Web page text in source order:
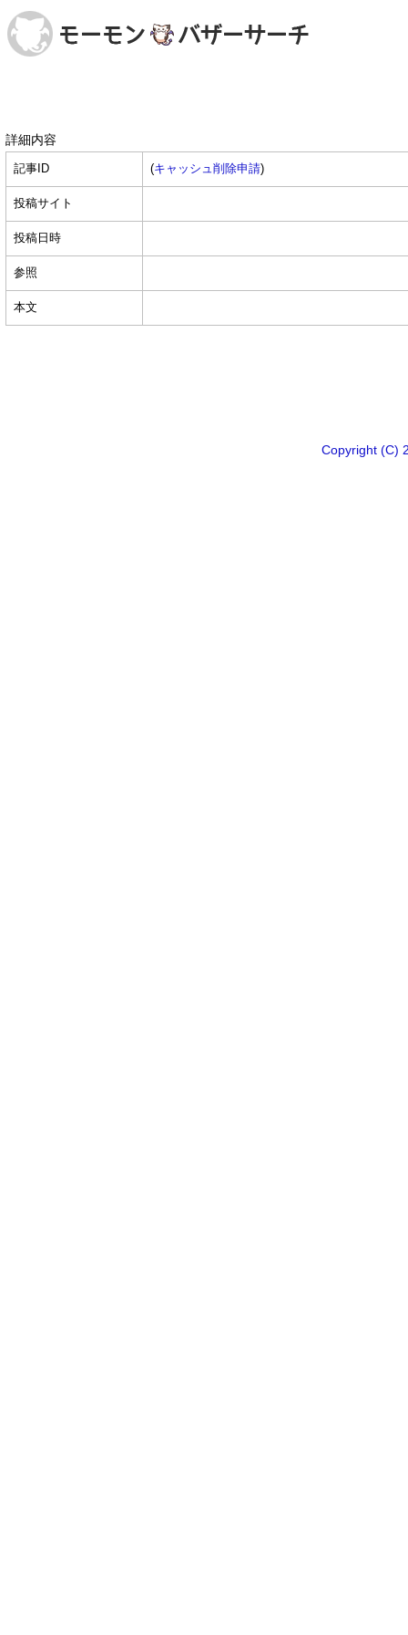
詳細内容
記事ID (キャッシュ削除申請)
投稿サイト
投稿日時
参照
本文
Copyright (C)